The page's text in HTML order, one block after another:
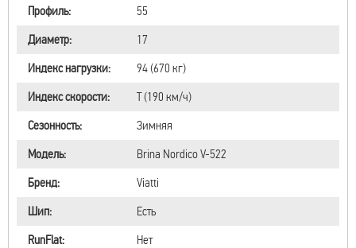
Профиль:
55
Диаметр:
17
Индекс нагрузки:
94 (670 кг)
Индекс скорости:
T (190 км/ч)
Сезонность:
Зимняя
Модель:
Brina Nordico V-522
Бренд:
Viatti
Шип:
Есть
RunFlat:
Нет